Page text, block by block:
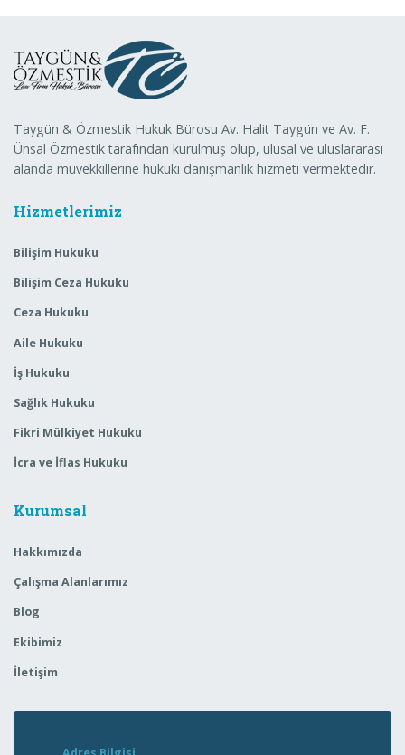
Taygün & Özmestik Hukuk Bürosu Av. Halit Taygün ve Av. F.
Ünsal Özmestik tarafından kurulmuş olup, ulusal ve uluslararası
alanda müvekkillerine hukuki danışmanlık hizmeti vermektedir.
Hizmetlerimiz
Bilişim Hukuku
Bilişim Ceza Hukuku
Ceza Hukuku
Aile Hukuku
İş Hukuku
Sağlık Hukuku
Fikri Mülkiyet Hukuku
İcra ve İflas Hukuku
Kurumsal
Hakkımızda
Çalışma Alanlarımız
Blog
Ekibimiz
İletişim